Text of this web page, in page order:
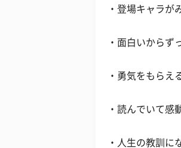
・登場キャラが
・面白いからず
・勇気をもらえ
・読んでいて感
・人生の教訓に